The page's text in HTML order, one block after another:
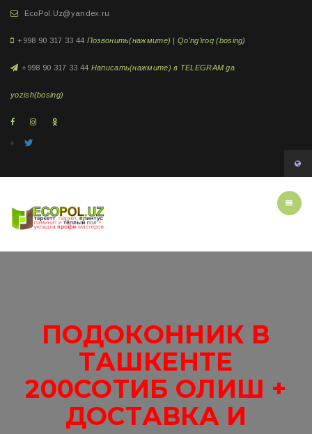
EcoPol.Uz@yandex.ru
+998 90 317 33 44 Позвонить(нажмите) | Qo'ng'iroq (bosing)
+998 90 317 33 44 Написать(нажмите) в TELEGRAM ga
yozish(bosing)
ПОДОКОННИК В
ТАШКЕНТЕ
200СОТИБ ОЛИШ +
ДОСТАВКА И